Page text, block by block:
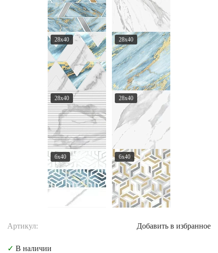
28x40 28x40
28x40 28x40
6x40 6x40
Артикул: Добавить в избранное
✓ В наличии